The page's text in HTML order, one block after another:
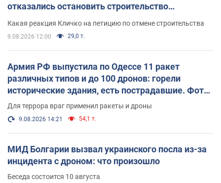
отказались остановить строительство
Какая реакция Кличко на петицию по отмене строительства
9.08.2026 12:00 29,0 т.
Армия РФ выпустила по Одессе 11 ракет
различных типов и до 100 дронов: горели
исторические здания, есть пострадавшие. Фото
и видео
Для террора враг применил ракеты и дроны
9.08.2026 14:21 54,1 т.
МИД Болгарии вызвал украинского посла из-за
инцидента с дроном: что произошло
Беседа состоится 10 августа